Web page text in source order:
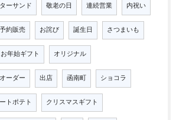
ーサンド 敬老の日 連続営業 内祝い
予約販売 お詫び 誕生日 さつまいも
お年始ギフト オリジナル
オーダー 出店 函南町 ショコラ
トポテト クリスマスギフト